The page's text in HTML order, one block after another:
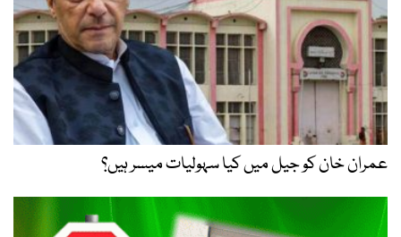
عمران خان کو جیل میں کیا سہولیات میسر ہیں؟